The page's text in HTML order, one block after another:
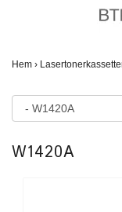
Hem ›
W1420A